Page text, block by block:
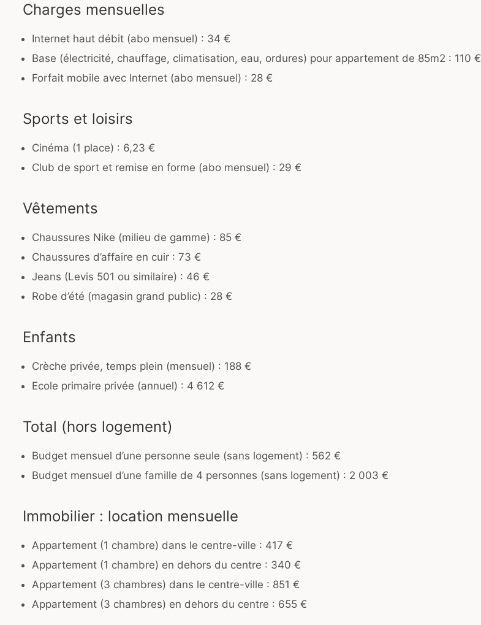
Charges mensuelles
Internet haut débit (abo mensuel) : 34 €
Base (électricité, chauffage, climatisation, eau, ordures) pour appartement de 85m2 : 110 €
Forfait mobile avec Internet (abo mensuel) : 28 €
Sports et loisirs
Cinéma (1 place) : 6,23 €
Club de sport et remise en forme (abo mensuel) : 29 €
Vêtements
Chaussures Nike (milieu de gamme) : 85 €
Chaussures d’affaire en cuir : 73 €
Jeans (Levis 501 ou similaire) : 46 €
Robe d’été (magasin grand public) : 28 €
Enfants
Crèche privée, temps plein (mensuel) : 188 €
Ecole primaire privée (annuel) : 4 612 €
Total (hors logement)
Budget mensuel d’une personne seule (sans logement) : 562 €
Budget mensuel d’une famille de 4 personnes (sans logement) : 2 003 €
Immobilier : location mensuelle
Appartement (1 chambre) dans le centre-ville : 417 €
Appartement (1 chambre) en dehors du centre : 340 €
Appartement (3 chambres) dans le centre-ville : 851 €
Appartement (3 chambres) en dehors du centre : 655 €